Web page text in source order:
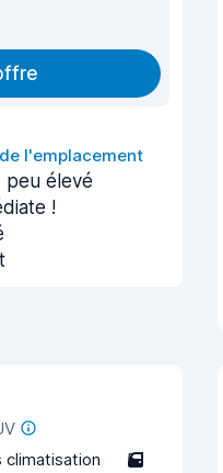
l'emplacement
peu élevé
!
climatisation 5